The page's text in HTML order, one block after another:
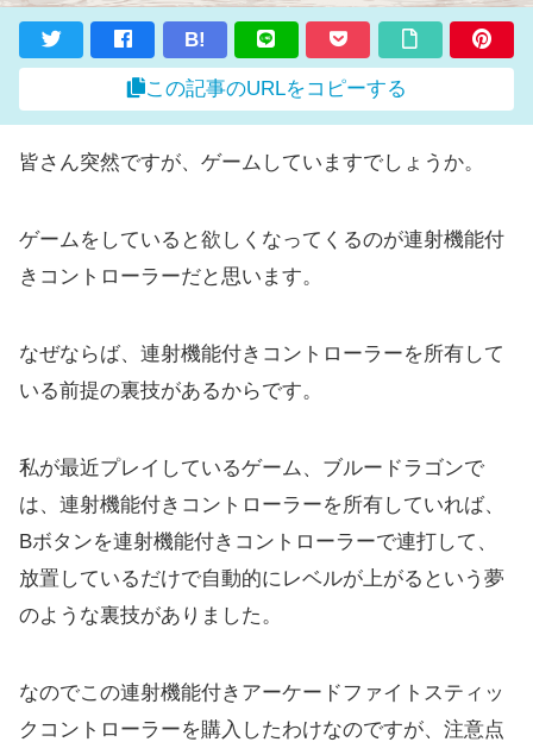
B!
この記事のURLをコピーする
皆さん突然ですが、ゲームしていますでしょうか。
ゲームをしていると欲しくなってくるのが連射機能付
きコントローラーだと思います。
なぜならば、連射機能付きコントローラーを所有して
いる前提の裏技があるからです。
私が最近プレイしているゲーム、ブルードラゴンで
は、連射機能付きコントローラーを所有していれば、
Bボタンを連射機能付きコントローラーで連打して、
放置しているだけで自動的にレベルが上がるという夢
のような裏技がありました。
なのでこの連射機能付きアーケードファイトスティッ
クコントローラーを購入したわけなのですが、注意点